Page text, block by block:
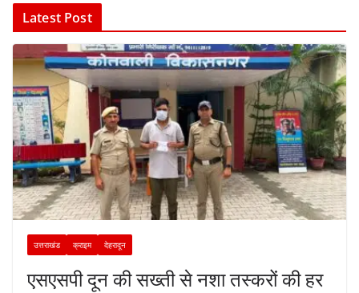
Latest Post
उत्तराखंड क्राइम देहरादून
एसएसपी दून की सख्ती से नशा तस्करों की हर